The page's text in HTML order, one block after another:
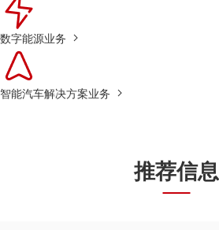
数字能源业务
智能汽车解决方案业务
推荐信息